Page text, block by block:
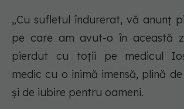
„Cu sufletul îndurerat, vă anunț
pe care am avut-o în această
pierdut cu toții pe medicul
medic cu o inimă imensă, plină
și de iubire pentru oameni.